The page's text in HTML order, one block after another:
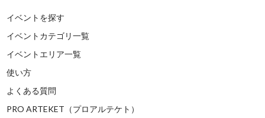
イベントを探す
イベントカテゴリ一覧
イベントエリア一覧
使い方
よくある質問
PRO ARTEKET（プロアルテケト）